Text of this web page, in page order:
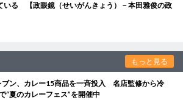
いる 【政眼鏡（せいがんきょう）－本田雅俊の政
もっと見る
ブン、カレー15商品を一斉投入 名店監修から冷
“夏のカレーフェス”を開催中